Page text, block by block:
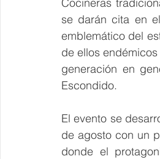
se darán cita en
emblemático del
de ellos
generación en
Escondido.
El evento se
de agosto con un
donde el